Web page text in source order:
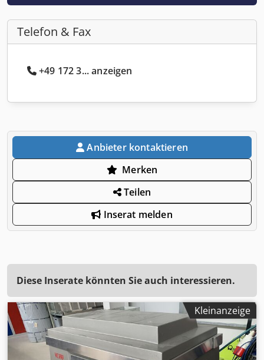
Telefon & Fax
+49 172 3... anzeigen
Anbieter kontaktieren
Merken
Teilen
Inserat melden
Diese Inserate könnten Sie auch interessieren.
Kleinanzeige